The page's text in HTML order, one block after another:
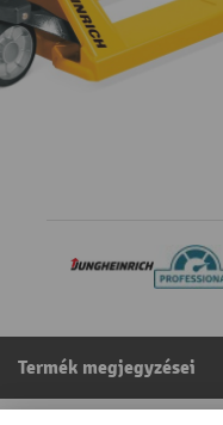
Termék megjegyzései